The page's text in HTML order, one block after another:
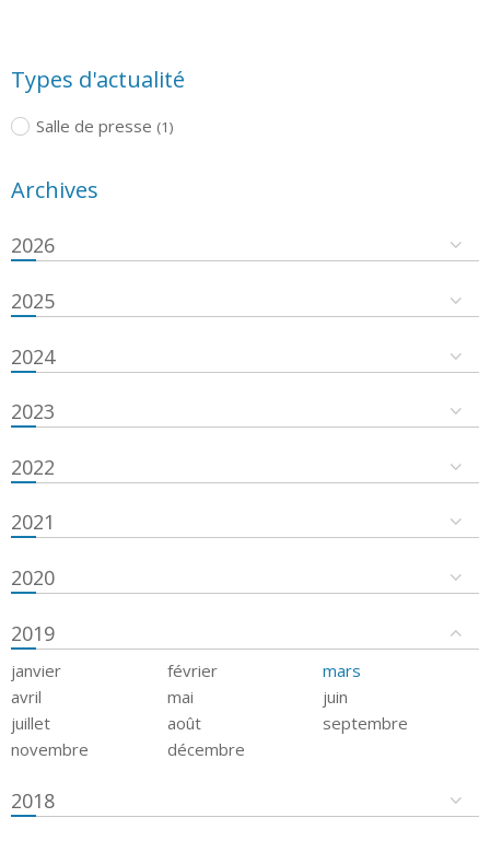
Types d'actualité
Salle de presse (1)
Archives
2026
2025
2024
2023
2022
2021
2020
2019
janvier février
mars
avril
mai
juin
juillet
août
septembre
novembre
décembre
2018